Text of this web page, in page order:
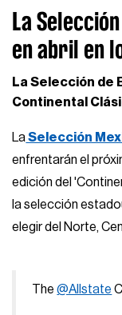
La
en abril en
La Selección de
Continental
LaSelección
enfrentarán el
edición del
la selección
elegir del Norte,
The@Allstate